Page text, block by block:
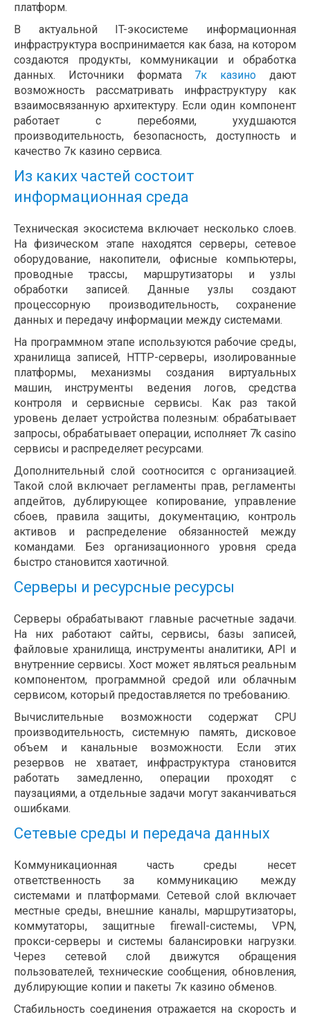
платформ.
В актуальной IT-экосистеме информационная
инфраструктура воспринимается как база, на котором
создаются продукты, коммуникации и обработка
данных. Источники формата 7к казино дают
возможность рассматривать инфраструктуру как
взаимосвязанную архитектуру. Если один компонент
работает с перебоями, ухудшаются
производительность, безопасность, доступность и
качество 7к казино сервиса.
Из каких частей состоит
информационная среда
Техническая экосистема включает несколько слоев.
На физическом этапе находятся серверы, сетевое
оборудование, накопители, офисные компьютеры,
проводные трассы, маршрутизаторы и узлы
обработки записей. Данные узлы создают
процессорную производительность, сохранение
данных и передачу информации между системами.
На программном этапе используются рабочие среды,
хранилища записей, HTTP-серверы, изолированные
платформы, механизмы создания виртуальных
машин, инструменты ведения логов, средства
контроля и сервисные сервисы. Как раз такой
уровень делает устройства полезным: обрабатывает
запросы, обрабатывает операции, исполняет 7k casino
сервисы и распределяет ресурсами.
Дополнительный слой соотносится с организацией.
Такой слой включает регламенты прав, регламенты
апдейтов, дублирующее копирование, управление
сбоев, правила защиты, документацию, контроль
активов и распределение обязанностей между
командами. Без организационного уровня среда
быстро становится хаотичной.
Серверы и ресурсные ресурсы
Серверы обрабатывают главные расчетные задачи.
На них работают сайты, сервисы, базы записей,
файловые хранилища, инструменты аналитики, API и
внутренние сервисы. Хост может являться реальным
компонентом, программной средой или облачным
сервисом, который предоставляется по требованию.
Вычислительные возможности содержат CPU
производительность, системную память, дисковое
объем и канальные возможности. Если этих
резервов не хватает, инфраструктура становится
работать замедленно, операции проходят с
паузациями, а отдельные задачи могут заканчиваться
ошибками.
Сетевые среды и передача данных
Коммуникационная часть среды несет
ответственность за коммуникацию между
системами и платформами. Сетевой слой включает
местные среды, внешние каналы, маршрутизаторы,
коммутаторы, защитные firewall-системы, VPN,
прокси-серверы и системы балансировки нагрузки.
Через сетевой слой движутся обращения
пользователей, технические сообщения, обновления,
дублирующие копии и пакеты 7к казино обменов.
Стабильность соединения отражается на скорость и